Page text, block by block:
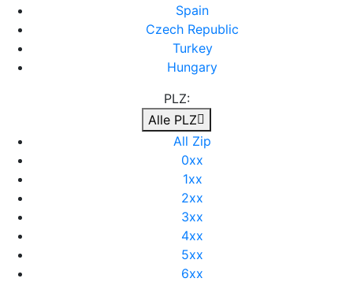
Spain
Czech Republic
Turkey
Hungary
PLZ:
Alle PLZ
All Zip
0xx
1xx
2xx
3xx
4xx
5xx
6xx